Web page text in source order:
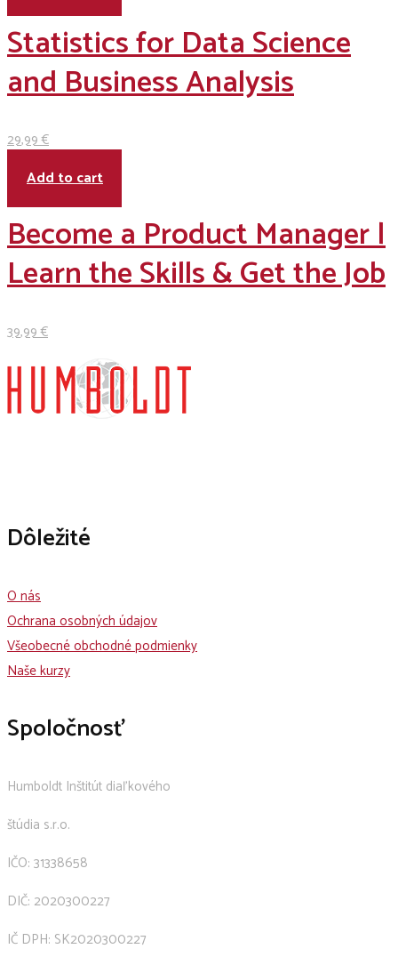
Statistics for Data Science
and Business Analysis
29,99€
Add to cart
Become a Product Manager |
Learn the Skills & Get the Job
39,99€
Dôležité
O nás
Ochrana osobných údajov
Všeobecné obchodné podmienky
Naše kurzy
Spoločnosť
Humboldt Inštitút diaľkového
štúdia s.r.o.
IČO: 31338658
DIČ: 2020300227
IČ DPH: SK2020300227